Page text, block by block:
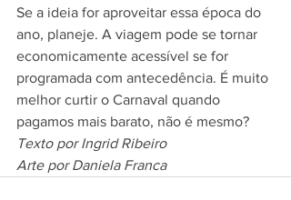
Se a ideia for aproveitar essa época do
ano, planeje. A viagem pode se tornar
economicamente acessível se for
programada com antecedência. É muito
melhor curtir o Carnaval quando
pagamos mais barato, não é mesmo?
Texto por Ingrid Ribeiro
Arte por Daniela Franca